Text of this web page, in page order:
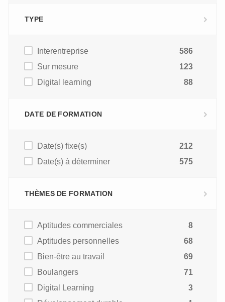
TYPE
Interentreprise
586
Sur mesure
123
Digital learning
88
DATE DE FORMATION
Date(s) fixe(s)
212
Date(s) à déterminer
575
THÈMES DE FORMATION
Aptitudes commerciales
8
Aptitudes personnelles
68
Bien-être au travail
69
Boulangers
71
Digital Learning
3